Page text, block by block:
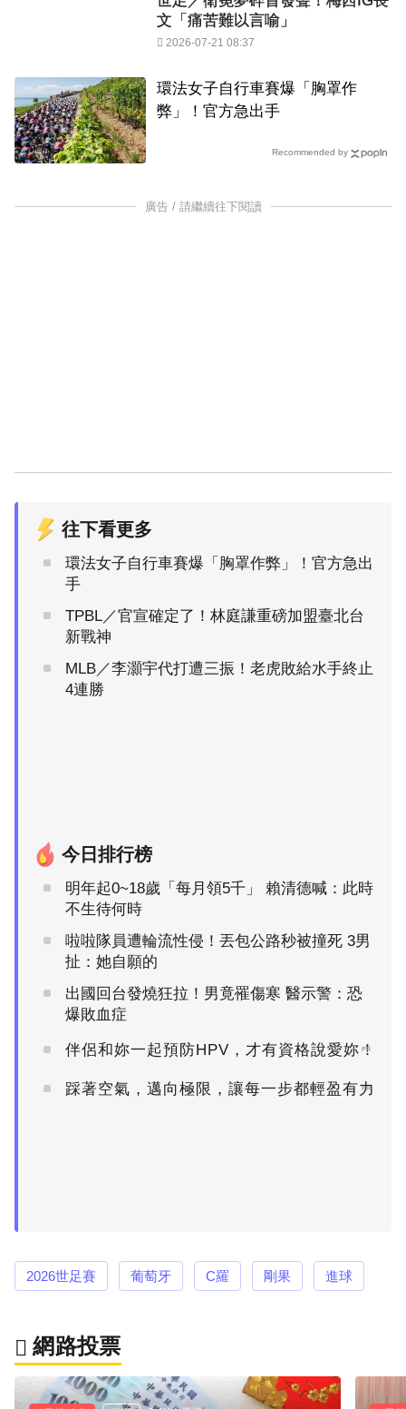
文「痛苦難以言喻」
2026-07-21 08:37
環法女子自行車賽爆「胸罩作
弊」！官方急出手
Recommended by
廣告 / 請繼續往下閱讀
往下看更多
環法女子自行車賽爆「胸罩作弊」！官方急出
手
TPBL／官宣確定了！林庭謙重磅加盟臺北台
新戰神
MLB／李灝宇代打遭三振！老虎敗給水手終止
4連勝
今日排行榜
明年起0~18歲「每月領5千」 賴清德喊：此時
不生待何時
啦啦隊員遭輪流性侵！丟包公路秒被撞死 3男
扯：她自願的
出國回台發燒狂拉！男竟罹傷寒 醫示警：恐
爆敗血症
伴侶和妳一起預防HPV，才有資格說愛妳！
PR
踩著空氣，邁向極限，讓每一步都輕盈有力
PR
2026世足賽 葡萄牙 C羅 剛果 進球
網路投票